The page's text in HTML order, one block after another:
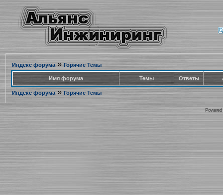
Индекс форума» Горячие Темы
Имя форума Темы Ответы
Индекс форума» Горячие Темы